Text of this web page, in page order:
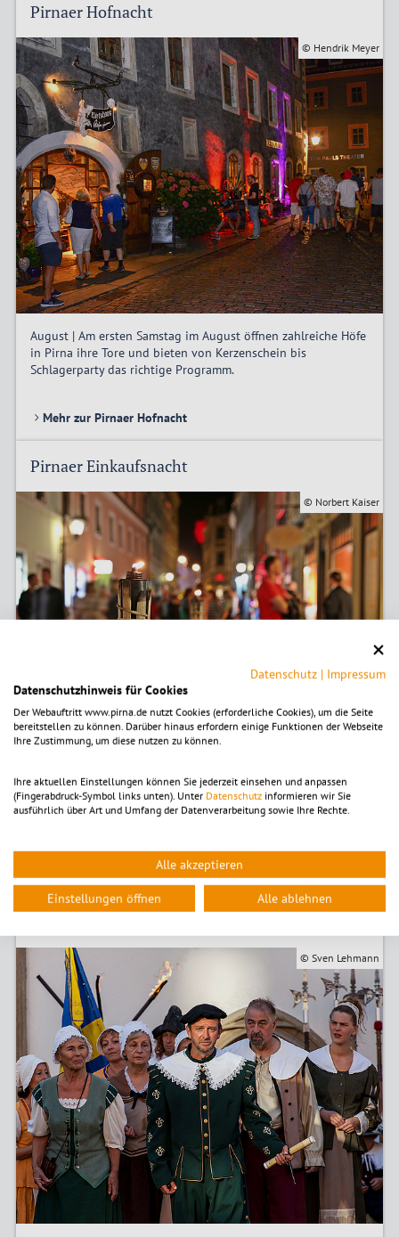
Pirnaer Hofnacht
© Hendrik Meyer
August | Am ersten Samstag im August öffnen zahlreiche Höfe
in Pirna ihre Tore und bieten von Kerzenschein bis
Schlagerparty das richtige Programm.
Mehr zur Pirnaer Hofnacht
Pirnaer Einkaufsnacht
© Norbert Kaiser
September | Die Altstadtgassen verwandeln sich Anfang
September in ein Farbenmeer und laden zum Entdecken,
Mehr zur Pirnaer Einkaufsnacht
© Sven Lehmann
Datenschutz | Impressum
Datenschutzhinweis für Cookies
Der Webauftritt www.pirna.de nutzt Cookies (erforderliche Cookies), um die Seite
bereitstellen zu können. Darüber hinaus erfordern einige Funktionen der Webseite
Ihre Zustimmung, um diese nutzen zu können.
Ihre aktuellen Einstellungen können Sie jederzeit einsehen und anpassen
(Fingerabdruck-Symbol links unten). Unter Datenschutz informieren wir Sie
ausführlich über Art und Umfang der Datenverarbeitung sowie Ihre Rechte.
Alle akzeptieren
Einstellungen öffnen Alle ablehnen